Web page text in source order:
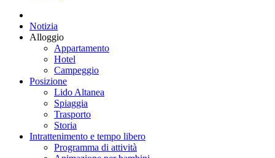
Notizia
Alloggio
Appartamento
Hotel
Campeggio
Posizione
Lido Altanea
Spiaggia
Trasporto
Storia
Intrattenimento e tempo libero
Programma di attività